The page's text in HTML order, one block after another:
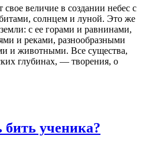
величие в создании небес с
солнцем и луной. Это же
с ее горами и равнинами,
и реками, разнообразными
и животными. Все существа,
глубинах, — творения, о
ученика?